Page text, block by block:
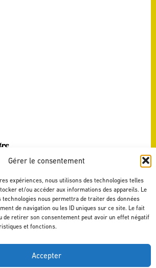
Gérer le consentement
expériences, nous utilisons des technologies telles
et/ou accéder aux informations des appareils. Le
nous permettra de traiter des données
de navigation ou les ID uniques sur ce site. Le fait
de retirer son consentement peut avoir un effet négatif
et fonctions.
Accepter
l'Orb,
Amis